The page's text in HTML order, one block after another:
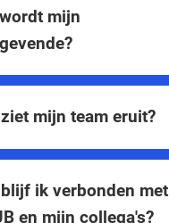
mijn
mijn team eruit?
ik verbonden met
en mijn collega's?